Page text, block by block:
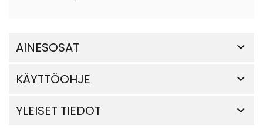
AINESOSAT
KÄYTTÖOHJE
YLEISET TIEDOT